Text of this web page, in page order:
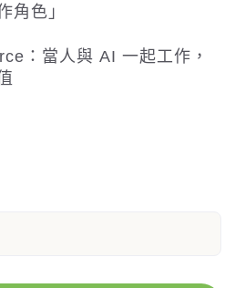
角色」
：當人與 AI 一起工作，